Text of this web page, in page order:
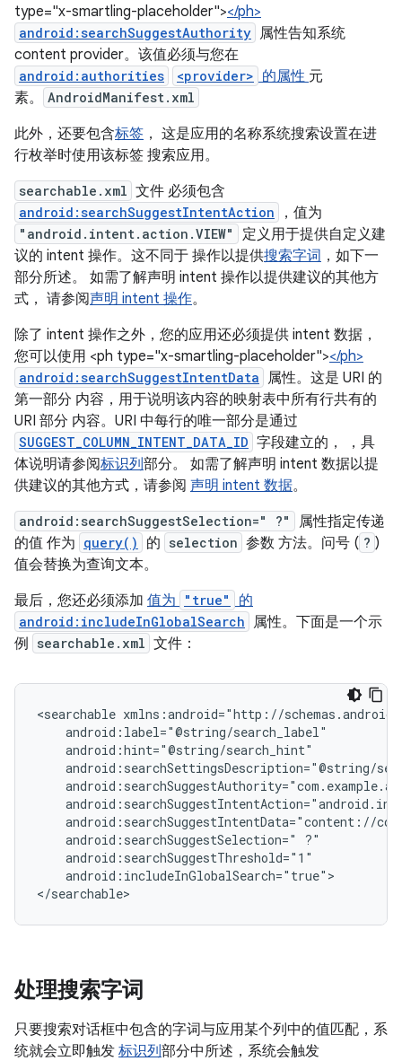
type="x-smartling-placeholder"></ph>
android:searchSuggestAuthority 属性告知系统
content provider。该值必须与您在
android:authorities <provider> 的属性 元
素。
AndroidManifest.xml
此外，还要包含标签 ， 这是应用的名称系统搜索设置在进
行枚举时使用该标签 搜索应用。
searchable.xml 文件 必须包含
android:searchSuggestIntentAction ，值为
"android.intent.action.VIEW"
定义用于提供自定义建
议的 intent 操作。这不同于 操作以提供搜索字词 ，如下一
部分所述。 如需了解声明 intent 操作以提供建议的其他方
式， 请参阅声明 intent 操作。
除了 intent 操作之外，您的应用还必须提供 intent 数据，
您可以使用 <ph type="x-smartling-placeholder"></ph>
android:searchSuggestIntentData 属性。这是 URI 的
第一部分 内容，用于说明该内容的映射表中所有行共有的
URI 部分 内容。URI 中每行的唯一部分是通过
SUGGEST_COLUMN_INTENT_DATA_ID 字段建立的， ，具
体说明请参阅标识列部分。 如需了解声明 intent 数据以提
供建议的其他方式，请参阅 声明 intent 数据。
android:searchSuggestSelection=" ?"
属性指定传递
的值 作为 query() 的 selection 参数 方法。问号 ( ? )
值会替换为查询文本。
最后，您还必须添加 值为 "true" 的
android:includeInGlobalSearch 属性。下面是一个示
例
searchable.xml 文件：
<searchable
android:searchSuggestSelection="
android:includeInGlobalSearch="true">
</searchable>
处理搜索字词
只要搜索对话框中包含的字词与应用某个列中的值匹配，系
统就会立即触发 标识列部分中所述，系统会触发